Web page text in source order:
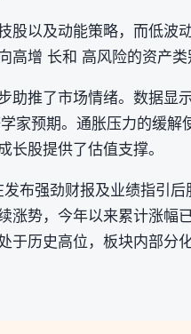
股以及动能策略，而低波
增 长和 高风险的资产类
推了市场情绪。数据显
家预期。通胀压力的缓解
长股提供了估值支撑。
布强劲财报及业绩指引后
涨势，今年以来累计涨幅
历史高位，板块内部分